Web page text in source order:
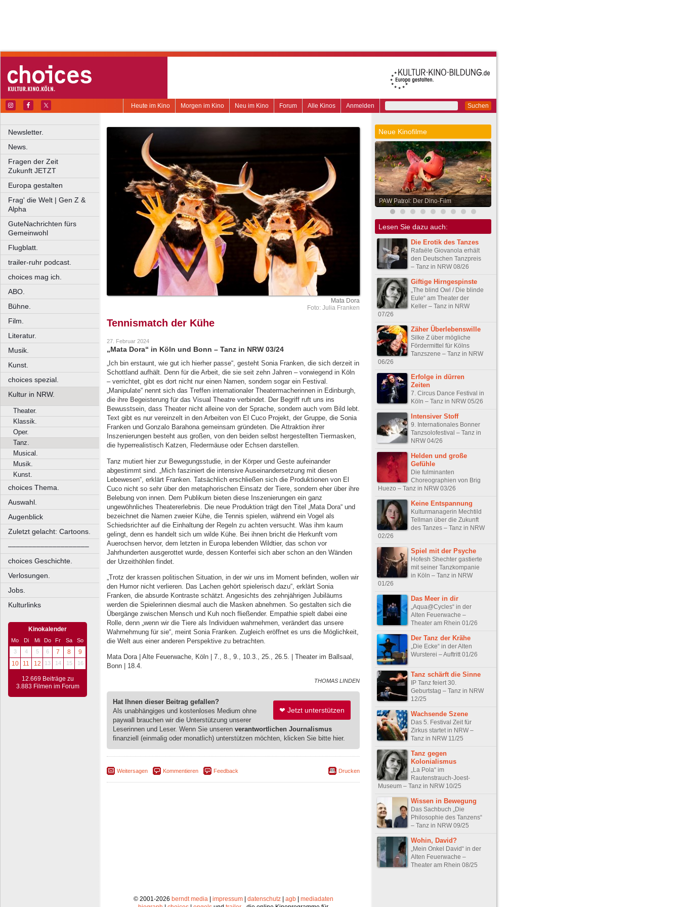
Suchen
Anmelden
Alle Kinos
Forum
Neu im Kino
Morgen im Kino
Heute im Kino
Newsletter.
News.
Fragen der Zeit
Zukunft JETZT
Europa gestalten
Frag' die Welt | Gen Z &
Alpha
GuteNachrichten fürs
Gemeinwohl
Flugblatt.
trailer-ruhr podcast.
choices mag ich.
ABO.
Bühne.
Film.
Literatur.
Musik.
Kunst.
choices spezial.
Kultur in NRW.
Theater.
Klassik.
Oper.
Tanz.
Musical.
Musik.
Kunst.
choices Thema.
Auswahl.
Augenblick
Zuletzt gelacht: Cartoons.
––––––––––––––––––––
choices Geschichte.
Verlosungen.
Jobs.
Kulturlinks
Kinokalender
Mo Di Mi Do Fr Sa
So
3
4 5 6 7 8
9
10
11 12 13 14 15 16
12.669 Beiträge zu
3.883 Filmen im Forum
Mata Dora
Foto: Julia Franken
Tennismatch der Kühe
27. Februar 2024
„Mata Dora“ in Köln und Bonn – Tanz in NRW 03/24
„Ich bin erstaunt, wie gut ich hierher passe“, gesteht Sonia Franken, die sich derzeit in
Schottland aufhält. Denn für die Arbeit, die sie seit zehn Jahren – vorwiegend in Köln
– verrichtet, gibt es dort nicht nur einen Namen, sondern sogar ein Festival.
„Manipulate“ nennt sich das Treffen internationaler Theatermacherinnen in Edinburgh,
die ihre Begeisterung für das Visual Theatre verbindet. Der Begriff ruft uns ins
Bewusstsein, dass Theater nicht alleine von der Sprache, sondern auch vom Bild lebt.
Text gibt es nur vereinzelt in den Arbeiten von El Cuco Projekt, der Gruppe, die Sonia
Franken und Gonzalo Barahona gemeinsam gründeten. Die Attraktion ihrer
Inszenierungen besteht aus großen, von den beiden selbst hergestellten Tiermasken,
die hyperrealistisch Katzen, Fledermäuse oder Echsen darstellen.
Tanz mutiert hier zur Bewegungsstudie, in der Körper und Geste aufeinander
abgestimmt sind. „Mich fasziniert die intensive Auseinandersetzung mit diesen
Lebewesen“, erklärt Franken. Tatsächlich erschließen sich die Produktionen von El
Cuco nicht so sehr über den metaphorischen Einsatz der Tiere, sondern eher über ihre
Belebung von innen. Dem Publikum bieten diese Inszenierungen ein ganz
ungewöhnliches Theatererlebnis. Die neue Produktion trägt den Titel „Mata Dora“ und
bezeichnet die Namen zweier Kühe, die Tennis spielen, während ein Vogel als
Schiedsrichter auf die Einhaltung der Regeln zu achten versucht. Was ihm kaum
gelingt, denn es handelt sich um wilde Kühe. Bei ihnen bricht die Herkunft vom
Auerochsen hervor, dem letzten in Europa lebenden Wildtier, das schon vor
Jahrhunderten ausgerottet wurde, dessen Konterfei sich aber schon an den Wänden
der Urzeithöhlen findet.
„Trotz der krassen politischen Situation, in der wir uns im Moment befinden, wollen wir
den Humor nicht verlieren. Das Lachen gehört spielerisch dazu“, erklärt Sonia
Franken, die absurde Kontraste schätzt. Angesichts des zehnjährigen Jubiläums
werden die Spielerinnen diesmal auch die Masken abnehmen. So gestalten sich die
Übergänge zwischen Mensch und Kuh noch fließender. Empathie spielt dabei eine
Rolle, denn „wenn wir die Tiere als Individuen wahrnehmen, verändert das unsere
Wahrnehmung für sie“, meint Sonia Franken. Zugleich eröffnet es uns die Möglichkeit,
die Welt aus einer anderen Perspektive zu betrachten.
Mata Dora | Alte Feuerwache, Köln | 7., 8., 9., 10.3., 25., 26.5. | Theater im Ballsaal,
Bonn | 18.4.
THOMAS LINDEN
❤ Jetzt unterstützen
Hat Ihnen dieser Beitrag gefallen?
Als unabhängiges und kostenloses Medium ohne
paywall brauchen wir die Unterstützung unserer
Leserinnen und Leser. Wenn Sie unseren verantwortlichen Journalismus
finanziell (einmalig oder monatlich) unterstützen möchten, klicken Sie bitte hier.
Weitersagen Kommentieren Feedback Drucken
Neue Kinofilme
PAW Patrol: Der Dino-Film
Lesen Sie dazu auch:
Die Erotik des Tanzes
Rafaële Giovanola erhält
den Deutschen Tanzpreis
– Tanz in NRW 08/26
Giftige Hirngespinste
„The blind Owl / Die blinde
Eule“ am Theater der
Keller – Tanz in NRW
07/26
Zäher Überlebenswille
Silke Z über mögliche
Fördermittel für Kölns
Tanzszene – Tanz in NRW
06/26
Erfolge in dürren
Zeiten
7. Circus Dance Festival in
Köln – Tanz in NRW 05/26
Intensiver Stoff
9. Internationales Bonner
Tanzsolofestival – Tanz in
NRW 04/26
Helden und große
Gefühle
Die fulminanten
Choreographien von Brig
Huezo – Tanz in NRW 03/26
Keine Entspannung
Kulturmanagerin Mechtild
Tellman über die Zukunft
des Tanzes – Tanz in NRW
02/26
Spiel mit der Psyche
Hofesh Shechter gastierte
mit seiner Tanzkompanie
in Köln – Tanz in NRW
01/26
Das Meer in dir
„Aqua@Cycles“ in der
Alten Feuerwache –
Theater am Rhein 01/26
Der Tanz der Krähe
„Die Ecke“ in der Alten
Wursterei – Auftritt 01/26
Tanz schärft die Sinne
IP Tanz feiert 30.
Geburtstag – Tanz in NRW
12/25
Wachsende Szene
Das 5. Festival Zeit für
Zirkus startet in NRW –
Tanz in NRW 11/25
Tanz gegen
Kolonialismus
„La Pola“ im
Rautenstrauch-Joest-
Museum – Tanz in NRW 10/25
Wissen in Bewegung
Das Sachbuch „Die
Philosophie des Tanzens“
– Tanz in NRW 09/25
Wohin, David?
„Mein Onkel David“ in der
Alten Feuerwache –
Theater am Rhein 08/25
© 2001-2026 berndt media | impressum| datenschutz| agb| mediadaten